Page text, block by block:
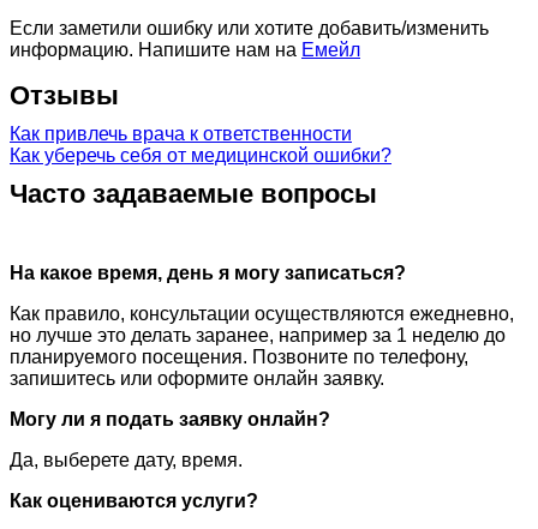
Если заметили ошибку или хотите добавить/изменить
информацию. Напишите нам на Емейл
Отзывы
Как привлечь врача к ответственности
Как уберечь себя от медицинской ошибки?
Часто задаваемые вопросы
На какое время, день я могу записаться?
Как правило, консультации осуществляются ежедневно,
но лучше это делать заранее, например за 1 неделю до
планируемого посещения. Позвоните по телефону,
запишитесь или оформите онлайн заявку.
Могу ли я подать заявку онлайн?
Да, выберете дату, время.
Как оцениваются услуги?